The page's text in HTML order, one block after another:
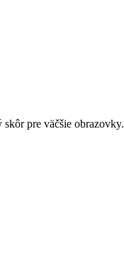
pre väčšie obrazovky.